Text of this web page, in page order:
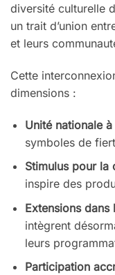
diversité culturelle
un trait d’union
et leurs
Cette
dimensions :
Unité nationale
symboles de
Stimulus pour la
inspire des
Extensions
intègrent
leurs
Participation